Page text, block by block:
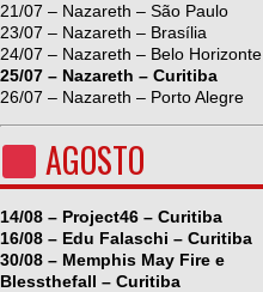
21/07 – Nazareth – São Paulo
23/07 – Nazareth – Brasília
24/07 – Nazareth – Belo Horizonte
25/07 – Nazareth – Curitiba
26/07 – Nazareth – Porto Alegre
AGOSTO
14/08 – Project46 – Curitiba
16/08 – Edu Falaschi – Curitiba
30/08 – Memphis May Fire e
Blessthefall – Curitiba